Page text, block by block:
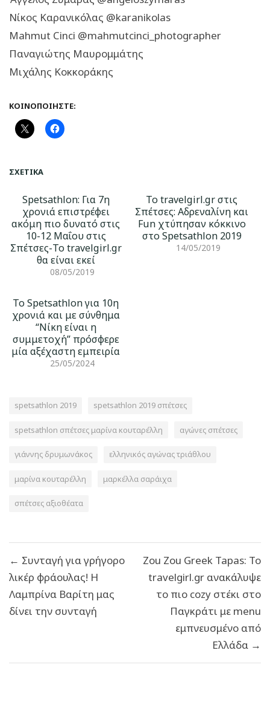
Νίκος Καρανικόλας @karanikolas
Mahmut Cinci @mahmutcinci_photographer
Παναγιώτης Μαυρομμάτης
Μιχάλης Κοκκοράκης
ΚΟΙΝΟΠΟΙΉΣΤΕ:
ΣΧΕΤΙΚΆ
Spetsathlon: Για 7η
χρονιά επιστρέφει
ακόμη πιο δυνατό στις
10-12 Μαΐου στις
Σπέτσες-Το travelgirl.gr
θα είναι εκεί
08/05/2019
Το travelgirl.gr στις
Σπέτσες: Αδρεναλίνη και
Fun χτύπησαν κόκκινο
στο Spetsathlon 2019
14/05/2019
Το Spetsathlon για 10η
χρονιά και με σύνθημα
“Νίκη είναι η
συμμετοχή” πρόσφερε
μία αξέχαστη εμπειρία
25/05/2024
spetsathlon 2019 spetsathlon 2019 σπέτσες
spetsathlon σπέτσες μαρίνα κουταρέλλη αγώνες σπέτσες
γιάννης δρυμωνάκος ελληνικός αγώνας τριάθλου
μαρίνα κουταρέλλη μαρκέλλα σαράιχα
σπέτσες αξιοθέατα
άρθρων
← Συνταγή για γρήγορο
λικέρ φράουλας! Η
Λαμπρίνα Βαρίτη μας
δίνει την συνταγή
Zou Zou Greek Tapas: Το
travelgirl.gr ανακάλυψε
το πιο cozy στέκι στο
Παγκράτι με menu
εμπνευσμένο από
Ελλάδα →